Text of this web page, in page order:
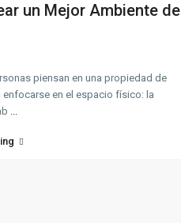
un Mejor Ambiente de
piensan en una propiedad de
enfocarse en el espacio físico: la
...